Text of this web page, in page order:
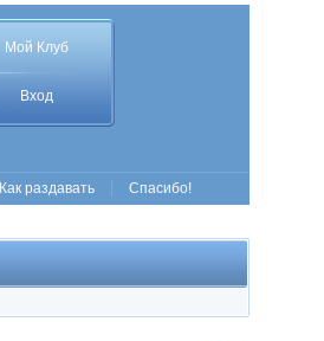
Мой Клуб
Вход
Как раздавать Спасибо!